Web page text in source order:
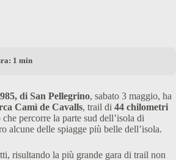
1 min
di San Pellegrino, sabato 3 maggio, ha
Camì de Cavalls, trail di 44 chilometri
percorre la parte sud dell’isola di
alcune delle spiagge più belle dell’isola.
risultando la più grande gara di trail non